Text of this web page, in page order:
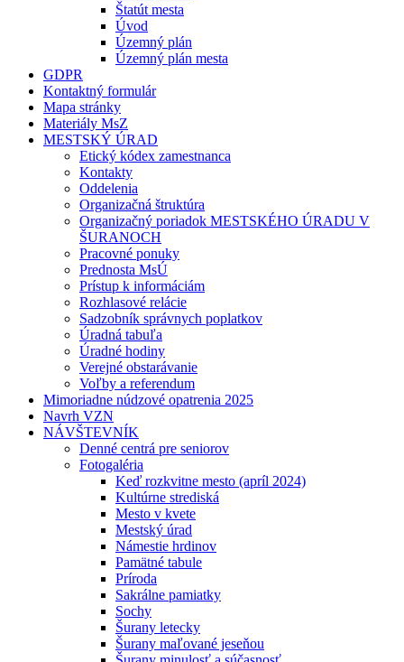
Štatút mesta
Úvod
Územný plán
Územný plán mesta
GDPR
Kontaktný formulár
Mapa stránky
Materiály MsZ
MESTSKÝ ÚRAD
Etický kódex zamestnanca
Kontakty
Oddelenia
Organizačná štruktúra
Organizačný poriadok MESTSKÉHO ÚRADU V
ŠURANOCH
Pracovné ponuky
Prednosta MsÚ
Prístup k informáciám
Rozhlasové relácie
Sadzobník správnych poplatkov
Úradná tabuľa
Úradné hodiny
Verejné obstarávanie
Voľby a referendum
Mimoriadne núdzové opatrenia 2025
Navrh VZN
NÁVŠTEVNÍK
Denné centrá pre seniorov
Fotogaléria
Keď rozkvitne mesto (apríl 2024)
Kultúrne strediská
Mesto v kvete
Mestský úrad
Námestie hrdinov
Pamätné tabule
Príroda
Sakrálne pamiatky
Sochy
Šurany letecky
Šurany maľované jeseňou